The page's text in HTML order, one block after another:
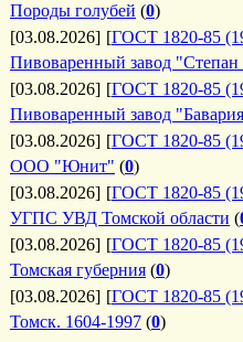
Породы голубей (0)
[03.08.2026] [ГОСТ 1820-85
Пивоваренный завод "Степан
[03.08.2026] [ГОСТ 1820-85
Пивоваренный завод
[03.08.2026] [ГОСТ 1820-85
ООО "Юнит" (0)
[03.08.2026] [ГОСТ 1820-85
УГПС УВД Томской области (
[03.08.2026] [ГОСТ 1820-85
Томская губерния (0)
[03.08.2026] [ГОСТ 1820-85
Томск. 1604-1997 (0)